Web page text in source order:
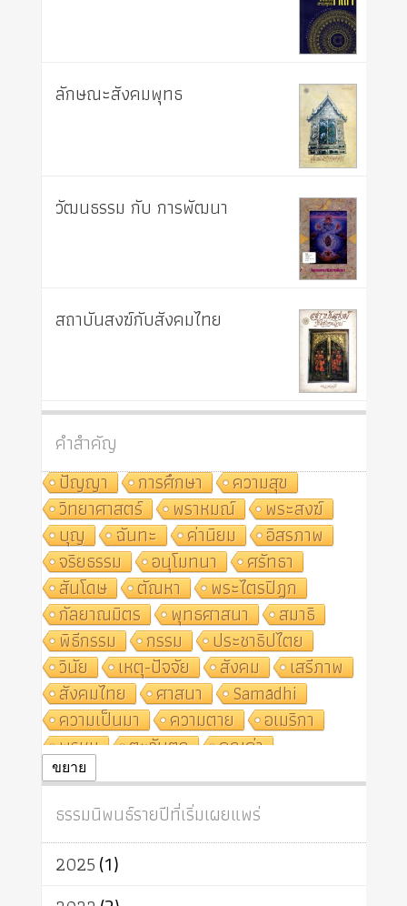
ลักษณะสังคมพุทธ
วัฒนธรรม กับ การพัฒนา
สถาบันสงฆ์กับสังคมไทย
คำสำคัญ
ปัญญา
การศึกษา
ความสุข
วิทยาศาสตร์
พราหมณ์
พระสงฆ์
บุญ
ฉันทะ ค่านิยม
อิสรภาพ
จริยธรรม
อนุโมทนา
ศรัทธา
สันโดษ
ตัณหา
พระไตรปิฎก
กัลยาณมิตร
พุทธศาสนา
สมาธิ
พิธีกรรม
กรรม
ประชาธิปไตย
วินัย
เหตุ-ปัจจัย สังคม
เสรีภาพ
สังคมไทย
ศาสนา
Samādhi
ความเป็นมา
ความตาย
อเมริกา
พรหม
ตะวันตก
คุณค่า
ปฏิจจสมุปบาท
ศาสนาประจำชาติ
อินเดีย
ผู้บริโภค
ธรรมาธิปไตย
จักร
การแยกรัฐกับศาสนา
ธรรมชาติ
เทคโนโลยี
ขยาย
ธรรมนิพนธ์รายปีที่เริ่มเผยแพร่
2025(1)